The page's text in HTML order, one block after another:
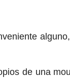
de una